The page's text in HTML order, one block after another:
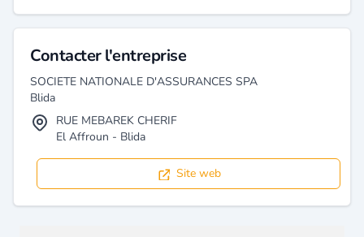
Contacter l'entreprise
SOCIETE NATIONALE D'ASSURANCES SPA
Blida
RUE MEBAREK CHERIF
El Affroun - Blida
Site web